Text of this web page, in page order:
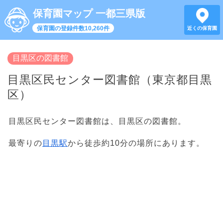
保育園マップ 一都三県版
保育園の登録件数10,260件 近くの保育園
目黒区の図書館
目黒区民センター図書館（東京都目黒
区）
目黒区民センター図書館は、目黒区の図書館。
最寄りの 目黒駅から徒歩約10分の場所にあります。